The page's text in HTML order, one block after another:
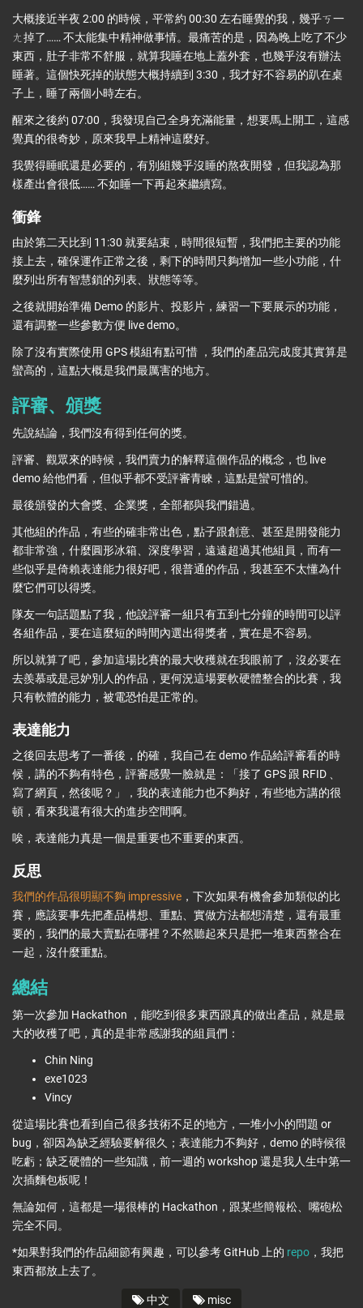
大概接近半夜 2:00 的時候，平常約 00:30 左右睡覺的我，幾乎ㄎ一
ㄤ掉了…… 不太能集中精神做事情。最痛苦的是，因為晚上吃了不少
東西，肚子非常不舒服，就算我睡在地上蓋外套，也幾乎沒有辦法
睡著。這個快死掉的狀態大概持續到 3:30，我才好不容易的趴在桌
子上，睡了兩個小時左右。
醒來之後約 07:00，我發現自己全身充滿能量，想要馬上開工，這感
覺真的很奇妙，原來我早上精神這麼好。
我覺得睡眠還是必要的，有別組幾乎沒睡的熬夜開發，但我認為那
樣產出會很低…… 不如睡一下再起來繼續寫。
衝鋒
由於第二天比到 11:30 就要結束，時間很短暫，我們把主要的功能
接上去，確保運作正常之後，剩下的時間只夠增加一些小功能，什
麼列出所有智慧鎖的列表、狀態等等。
之後就開始準備 Demo 的影片、投影片，練習一下要展示的功能，
還有調整一些參數方便 live demo。
除了沒有實際使用 GPS 模組有點可惜 ，我們的產品完成度其實算是
蠻高的，這點大概是我們最厲害的地方。
評審、頒獎
先說結論，我們沒有得到任何的獎。
評審、觀眾來的時候，我們賣力的解釋這個作品的概念，也 live
demo 給他們看，但似乎都不受評審青睞，這點是蠻可惜的。
最後頒發的大會獎、企業獎，全部都與我們錯過。
其他組的作品，有些的確非常出色，點子跟創意、甚至是開發能力
都非常強，什麼圓形冰箱、深度學習，遠遠超過其他組員，而有一
些似乎是倚賴表達能力很好吧，很普通的作品，我甚至不太懂為什
麼它們可以得獎。
隊友一句話題點了我，他說評審一組只有五到七分鐘的時間可以評
各組作品，要在這麼短的時間內選出得獎者，實在是不容易。
所以就算了吧，參加這場比賽的最大收穫就在我眼前了，沒必要在
去羨慕或是忌妒別人的作品，更何況這場要軟硬體整合的比賽，我
只有軟體的能力，被電恐怕是正常的。
表達能力
之後回去思考了一番後，的確，我自己在 demo 作品給評審看的時
候，講的不夠有特色，評審感覺一臉就是：「接了 GPS 跟 RFID 、
寫了網頁，然後呢？」，我的表達能力也不夠好，有些地方講的很
頓，看來我還有很大的進步空間啊。
唉，表達能力真是一個是重要也不重要的東西。
反思
我們的作品很明顯不夠 impressive ，下次如果有機會參加類似的比
賽，應該要事先把產品構想、重點、實做方法都想清楚，還有最重
要的，我們的最大賣點在哪裡？不然聽起來只是把一堆東西整合在
一起，沒什麼重點。
總結
第一次參加 Hackathon ，能吃到很多東西跟真的做出產品，就是最
大的收穫了吧，真的是非常感謝我的組員們：
Chin Ning
exe1023
Vincy
從這場比賽也看到自己很多技術不足的地方，一堆小小的問題 or
bug，卻因為缺乏經驗要解很久；表達能力不夠好，demo 的時候很
吃虧；缺乏硬體的一些知識，前一週的 workshop 還是我人生中第一
次插麵包板呢！
無論如何，這都是一場很棒的 Hackathon，跟某些簡報松、嘴砲松
完全不同。
*如果對我們的作品細節有興趣，可以參考 GitHub 上的 repo ，我把
東西都放上去了。
中文 misc